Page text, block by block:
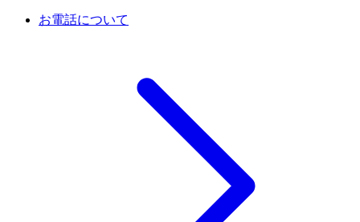
お電話について